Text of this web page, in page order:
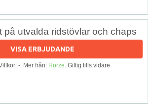
på utvalda ridstövlar och chaps
VISA ERBJUDANDE
-. Mer från: Horze. Giltig tills vidare.